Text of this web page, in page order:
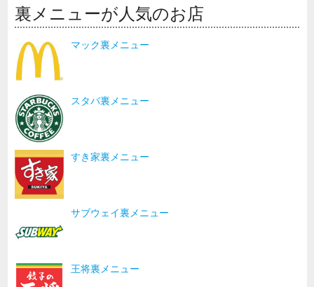
裏メニューが人気のお店
マック裏メニュー
スタバ裏メニュー
すき家裏メニュー
サブウェイ裏メニュー
王将裏メニュー